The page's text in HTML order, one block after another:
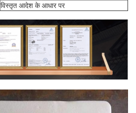
विस्तृत आदेश के आधार पर